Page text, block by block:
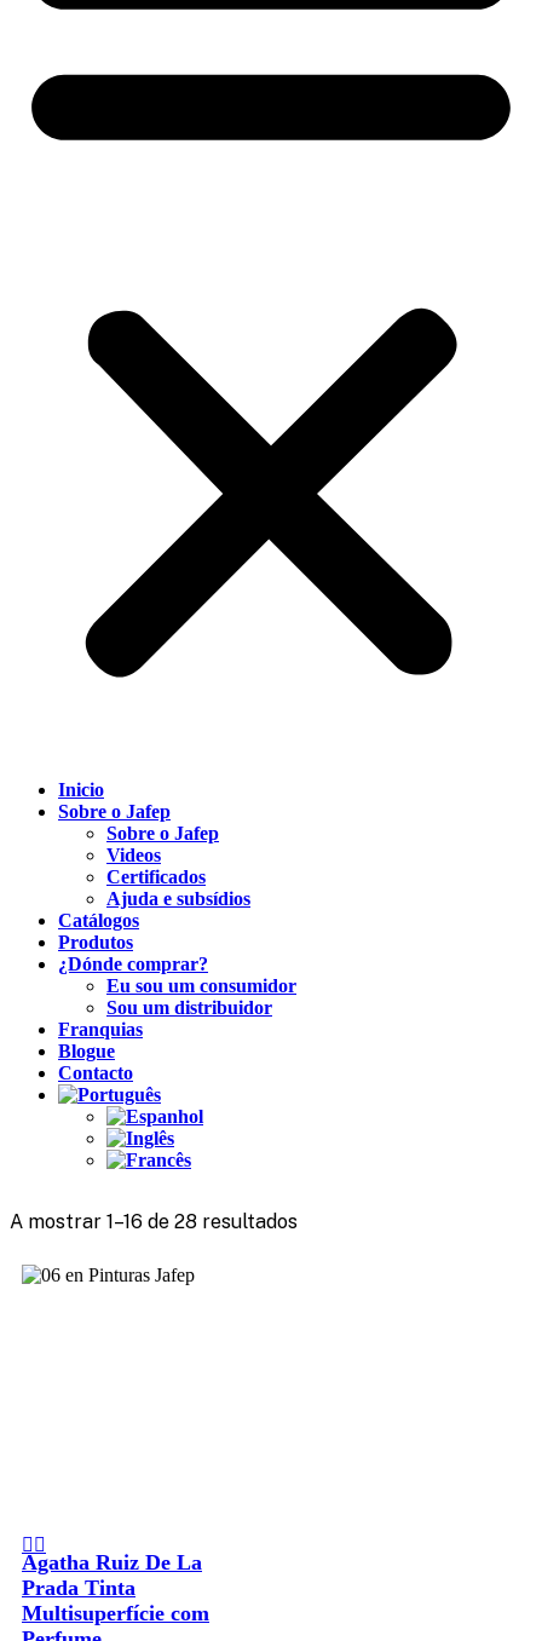
Inicio
Sobre o Jafep
Sobre o Jafep
Videos
Certificados
Ajuda e subsídios
Catálogos
Produtos
¿Dónde comprar?
Eu sou um consumidor
Sou um distribuidor
Franquias
Blogue
Contacto
A mostrar 1–16 de 28 resultados
Agatha Ruiz De La
Prada Tinta
Multisuperfície com